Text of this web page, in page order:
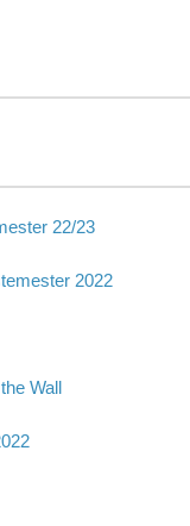
22/23
2022
Wall